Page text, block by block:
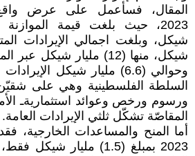
المقال، فسأعمل على عرض واقع
شيكل، منها (12) مليار شيكل
وحوالي (6.6) مليار شيكل
السلطة الفلسطينية وهي على
ورسوم ورخص وعوائد استثماريةـ
المقاصّة تشكّل ثلثي الإيرادات العامة.
أما المنح والمساعدات الخارجية،
2023 بمبلغ (1.5) مليار